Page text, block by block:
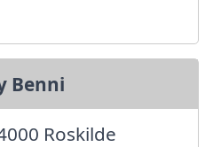
Benni
Roskilde